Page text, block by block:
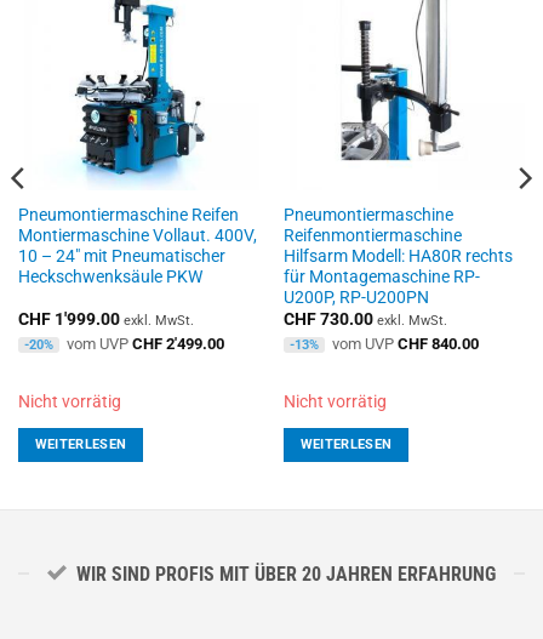
Pneumontiermaschine Reifen
Montiermaschine Vollaut. 400V,
10 – 24″ mit Pneumatischer
Heckschwenksäule PKW
CHF1'999.00 exkl. MwSt.
-20%
vom UVP CHF2'499.00
Nicht vorrätig
WEITERLESEN
Pneumontiermaschine
Reifenmontiermaschine
Hilfsarm Modell: HA80R rechts
für Montagemaschine RP-
U200P, RP-U200PN
CHF730.00 exkl. MwSt.
-13%
vom UVP CHF840.00
Nicht vorrätig
WEITERLESEN
WIR SIND PROFIS MIT ÜBER 20 JAHREN ERFAHRUNG